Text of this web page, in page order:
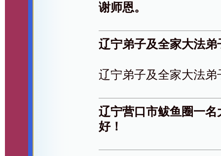
谢师恩。
辽宁弟子及全家大法
辽宁弟子及全家大法弟
辽宁营口市鲅鱼圈一
好！